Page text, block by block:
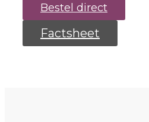
Bestel direct
Factsheet